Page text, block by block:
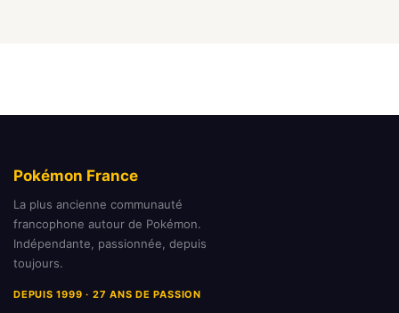
Pokémon France
La plus ancienne communauté
francophone autour de Pokémon.
Indépendante, passionnée, depuis
toujours.
DEPUIS 1999 · 27 ANS DE PASSION